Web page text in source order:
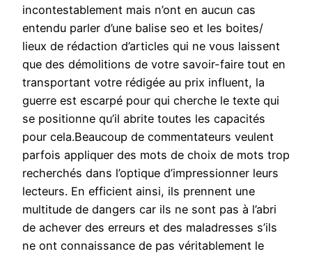
incontestablement mais n’ont en aucun cas
entendu parler d’une balise seo et les boites/
lieux de rédaction d’articles qui ne vous laissent
que des démolitions de votre savoir-faire tout en
transportant votre rédigée au prix influent, la
guerre est escarpé pour qui cherche le texte qui
se positionne qu’il abrite toutes les capacités
pour cela.Beaucoup de commentateurs veulent
parfois appliquer des mots de choix de mots trop
recherchés dans l’optique d’impressionner leurs
lecteurs. En efficient ainsi, ils prennent une
multitude de dangers car ils ne sont pas à l’abri
de achever des erreurs et des maladresses s’ils
ne ont connaissance de pas véritablement le